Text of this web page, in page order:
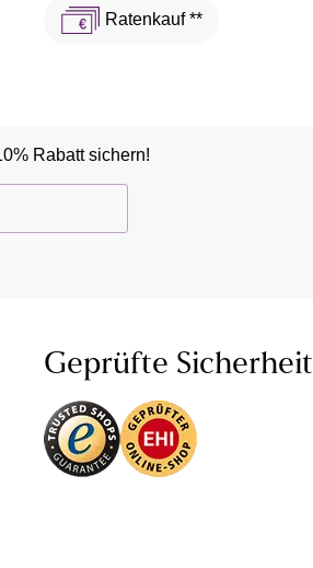
Ratenkauf **
Rabatt sichern!
Geprüfte Sicherheit